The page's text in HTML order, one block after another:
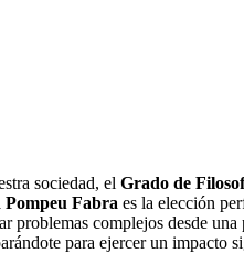
sociedad, el Grado de
Fabra es la elección
complejos desde
para ejercer un